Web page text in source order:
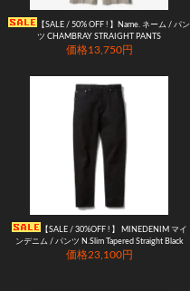
【SALE / 50% OFF ! 】Name. ネーム / パン
ツ CHAMBRAY STRAIGHT PANTS
価格13,750円
【SALE / 30%OFF ! 】 MINEDENIM マイ
ンデニム / パンツ N.Slim Tapered Straight Black
価格23,100円